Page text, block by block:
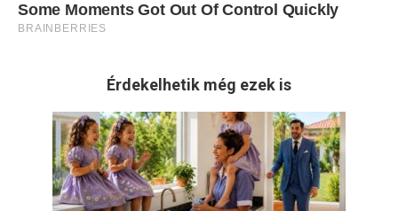
Érdekelhetik még ezek is